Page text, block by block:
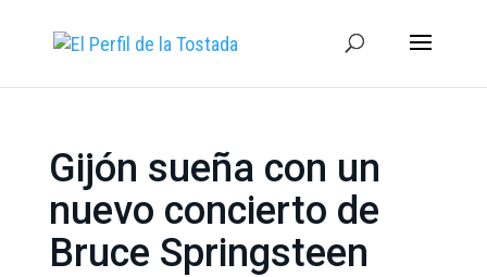
Gijón sueña con un
nuevo concierto de
Bruce Springsteen